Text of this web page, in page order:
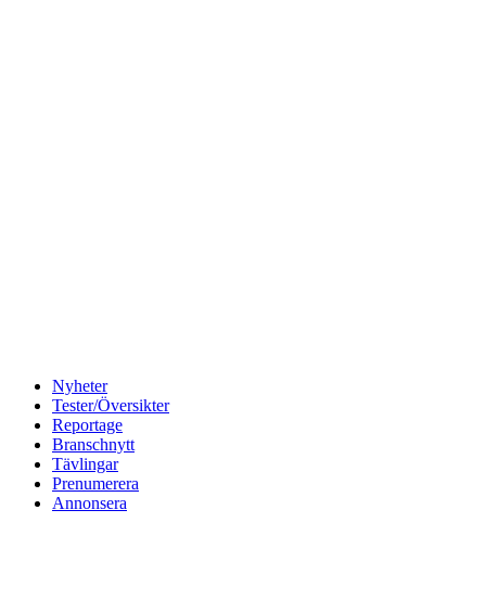
Nyheter
Tester/Översikter
Reportage
Branschnytt
Tävlingar
Prenumerera
Annonsera